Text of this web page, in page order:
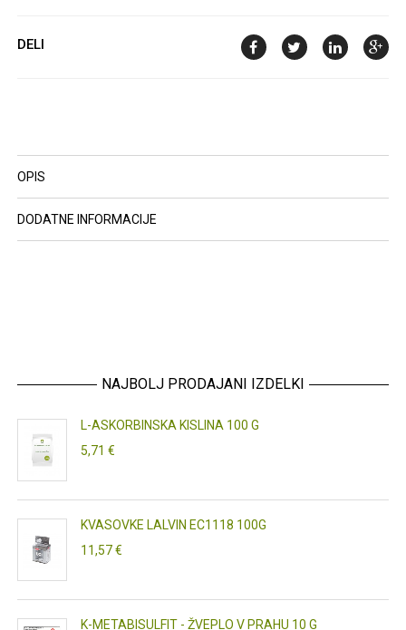
DELI
OPIS
DODATNE INFORMACIJE
NAJBOLJ PRODAJANI IZDELKI
L-ASKORBINSKA KISLINA 100 G
5,71 €
KVASOVKE LALVIN EC1118 100G
11,57 €
K-METABISULFIT - ŽVEPLO V PRAHU 10 G